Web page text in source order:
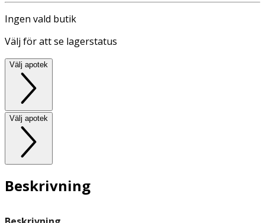
Ingen vald butik
Välj för att se lagerstatus
Välj apotek
Välj apotek
Beskrivning